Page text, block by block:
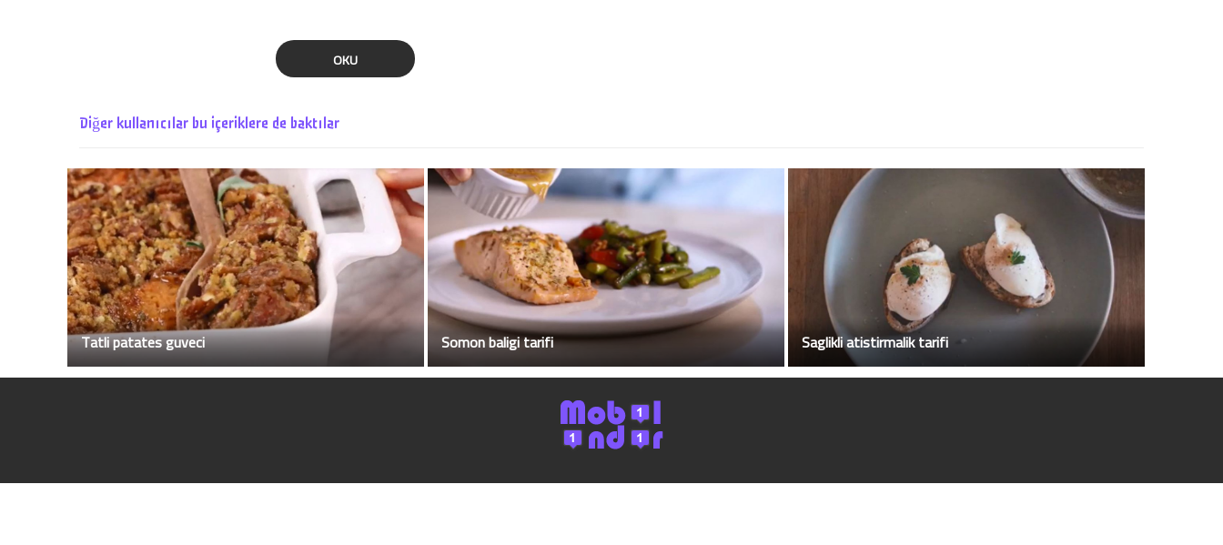
OKU
Diğer kullanıcılar bu içeriklere de baktılar
Tatli patates guveci Somon baligi tarifi Saglikli atistirmalik tarifi